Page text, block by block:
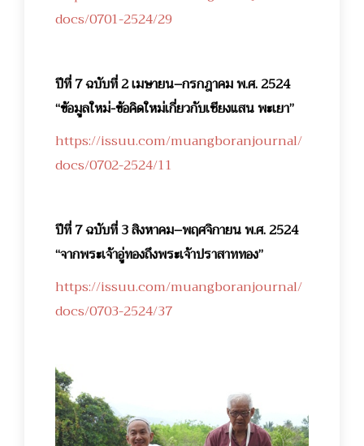
docs/0701-2524/29
ปีที่ 7 ฉบับที่ 2 เมษายน–กรกฎาคม พ.ศ. 2524
“ข้อมูลใหม่-ข้อคิดใหม่เกี่ยวกับเชียงแสน พะเยา”
https://issuu.com/muangboranjournal/
docs/0702-2524/11
ปีที่ 7 ฉบับที่ 3 สิงหาคม–พฤศจิกายน พ.ศ. 2524
“จากพระเจ้าอู่ทองถึงพระเจ้าปราสาททอง”
https://issuu.com/muangboranjournal/
docs/0703-2524/37